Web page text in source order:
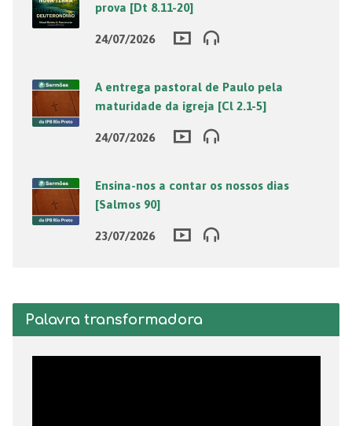
prova [Dt 8.11-20]
24/07/2026
A entrega pastoral de Paulo pela
maturidade da igreja [Cl 2.1-5]
24/07/2026
Ensina-nos a contar os nossos dias
[Salmos 90]
23/07/2026
Palavra transformadora